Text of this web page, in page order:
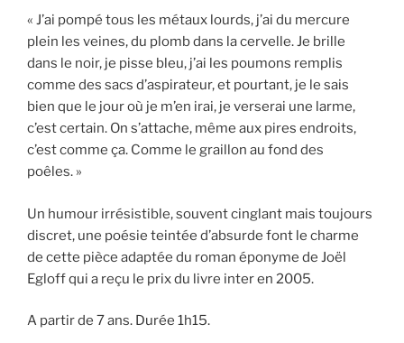
« J’ai pompé tous les métaux lourds, j’ai du mercure
plein les veines, du plomb dans la cervelle. Je brille
dans le noir, je pisse bleu, j’ai les poumons remplis
comme des sacs d’aspirateur, et pourtant, je le sais
bien que le jour où je m’en irai, je verserai une larme,
c’est certain. On s’attache, même aux pires endroits,
c’est comme ça. Comme le graillon au fond des
poêles. »
Un humour irrésistible, souvent cinglant mais toujours
discret, une poésie teintée d’absurde font le charme
de cette pièce adaptée du roman éponyme de Joël
Egloff qui a reçu le prix du livre inter en 2005.
A partir de 7 ans. Durée 1h15.